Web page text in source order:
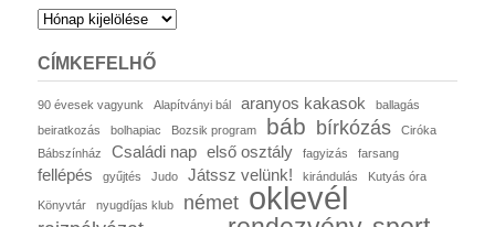
Hírek
CÍMKEFELHŐ
90 évesek vagyunk Alapítványi bál aranyos kakasok
ballagás
beiratkozás
bolhapiac Bozsik program báb bírkózás
Ciróka
Bábszínház
Családi nap első osztály fagyizás farsang
fellépés gyűjtés Judo Játssz velünk! kirándulás Kutyás óra
Könyvtár nyugdíjas klub német oklevél